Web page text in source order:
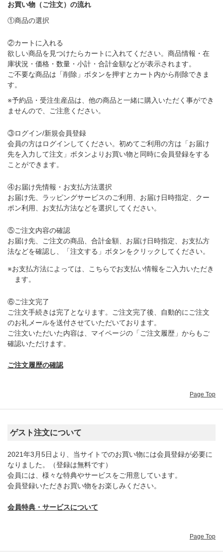
お買い物（ご注文）の流れ
①商品の選択
②カートに入れる
欲しい商品を見つけたらカートに入れてください。商品情報・在
庫状況・価格・数量・小計・合計金額などが表示されます。
ご不要な商品は「削除」ボタンを押すとカート内から削除できま
す。
※予約品・受注生産品は、他の商品と一緒に購入いただく事ができ
ませんので、ご注意ください。
③ログイン/新規会員登録
会員の方はログインしてください。初めてご利用の方は「お届け
先を入力して注文」ボタンよりお買い物と同時に会員登録をする
ことができます。
④お届け先情報・お支払方法選択
お届け先、ラッピングサービスのご利用、お届け日時指定、クー
ポン利用、お支払方法などを選択してください。
⑤ご注文内容の確認
お届け先、ご注文の商品、合計金額、お届け日時指定、お支払方
法などを確認し、「注文する」ボタンをクリックしてください。
※お支払方法によっては、こちらでお支払い情報をご入力いただき
ます。
⑥ご注文完了
ご注文手続きは完了となります。ご注文完了後、自動的にご注文
のお礼メールを送付させていただいております。
ご注文いただいた内容は、マイページの「ご注文履歴」からもご
確認いただけます。
ご注文履歴の確認
Page Top
ゲスト注文について
2021年3月5日より、当サイトでのお買い物には会員登録が必要に
なりました。（登録は無料です）
会員には、様々な特典やサービスをご用意しています。
会員登録いただきお買い物をお楽しみください。
会員特典・サービスについて
Page Top